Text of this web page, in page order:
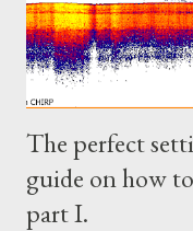
The perfect
guide on how
part I.